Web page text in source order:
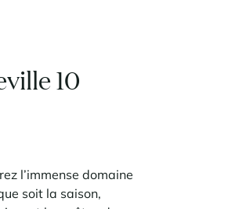
10
l’immense domaine
soit la saison,